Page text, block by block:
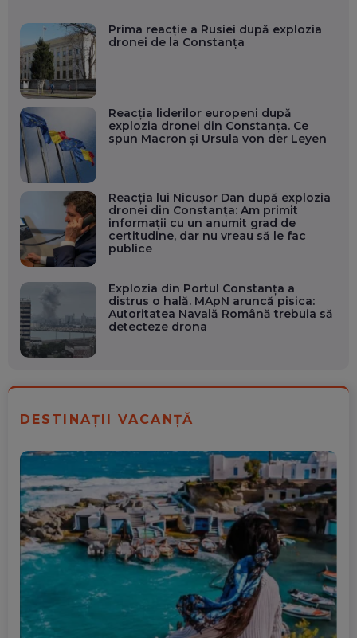
Prima reacție a Rusiei după explozia
dronei de la Constanța
Reacția liderilor europeni după
explozia dronei din Constanța. Ce
spun Macron și Ursula von der Leyen
Reacția lui Nicușor Dan după explozia
dronei din Constanța: Am primit
informații cu un anumit grad de
certitudine, dar nu vreau să le fac
publice
Explozia din Portul Constanța a
distrus o hală. MApN aruncă pisica:
Autoritatea Navală Română trebuia să
detecteze drona
DESTINAȚII VACANȚĂ